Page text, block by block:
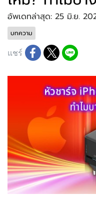
อัพเดทล่าสุด: 25 มิ.ย.
บทความ
แชร์